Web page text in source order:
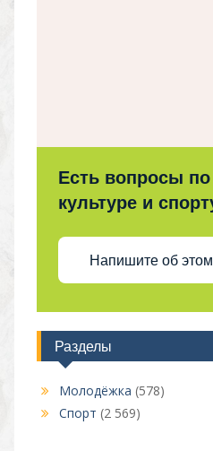
Есть вопросы
культуре и
Напишите об этом
Разделы
Молодёжка (578)
Спорт (2 569)